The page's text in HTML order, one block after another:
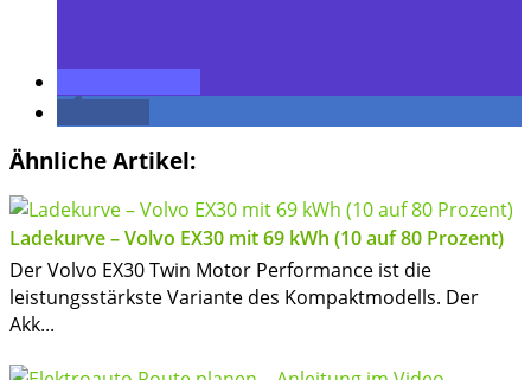
Ähnliche Artikel:
Ladekurve – Volvo EX30 mit 69 kWh (10 auf 80 Prozent)
Der Volvo EX30 Twin Motor Performance ist die
leistungsstärkste Variante des Kompaktmodells. Der
Akk...